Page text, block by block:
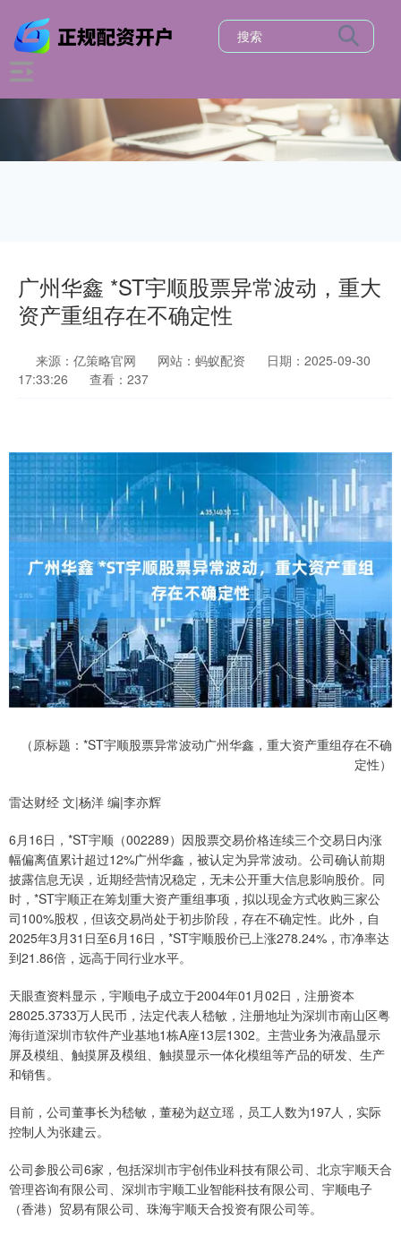
广州华鑫 *ST宇顺股票异常波动，重大
资产重组存在不确定性
来源：亿策略官网 网站：蚂蚁配资
日期：2025-09-30
17:33:26
查看：237
（原标题：*ST宇顺股票异常波动广州华鑫，重大资产重组存在不确
定性）
雷达财经 文|杨洋 编|李亦辉
6月16日，*ST宇顺（002289）因股票交易价格连续三个交易日内涨
幅偏离值累计超过12%广州华鑫，被认定为异常波动。公司确认前期
披露信息无误，近期经营情况稳定，无未公开重大信息影响股价。同
时，*ST宇顺正在筹划重大资产重组事项，拟以现金方式收购三家公
司100%股权，但该交易尚处于初步阶段，存在不确定性。此外，自
2025年3月31日至6月16日，*ST宇顺股价已上涨278.24%，市净率达
到21.86倍，远高于同行业水平。
天眼查资料显示，宇顺电子成立于2004年01月02日，注册资本
28025.3733万人民币，法定代表人嵇敏，注册地址为深圳市南山区粤
海街道深圳市软件产业基地1栋A座13层1302。主营业务为液晶显示
屏及模组、触摸屏及模组、触摸显示一体化模组等产品的研发、生产
和销售。
目前，公司董事长为嵇敏，董秘为赵立瑶，员工人数为197人，实际
控制人为张建云。
公司参股公司6家，包括深圳市宇创伟业科技有限公司、北京宇顺天合
管理咨询有限公司、深圳市宇顺工业智能科技有限公司、宇顺电子
（香港）贸易有限公司、珠海宇顺天合投资有限公司等。